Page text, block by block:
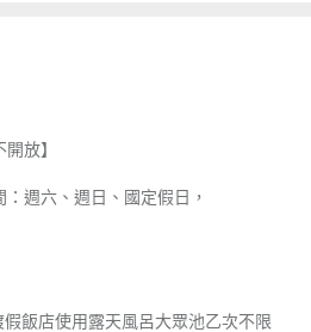
放】
：週六、週日、國定假日，
飯店使用露天風呂大眾池乙次不限